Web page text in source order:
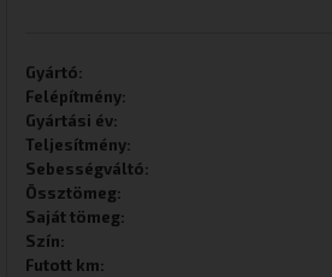
Gyártó:
Felépítmény:
Gyártási év:
Teljesítmény:
Sebességváltó:
Össztömeg:
Saját tömeg:
Szín:
Futott km: